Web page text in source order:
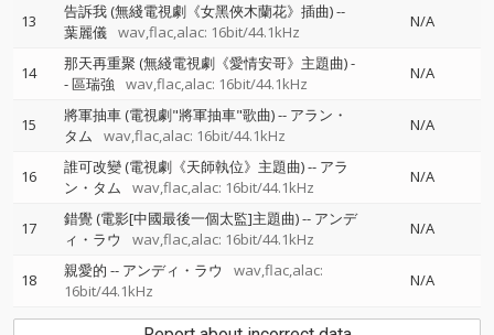
13 告訴我 (無綫電視劇《女黑俠木蘭花》插曲)--
葉麗儀 wav,flac,alac: 16bit/44.1kHz
N/A
14 那天再重聚 (無綫電視劇《愛情安哥》主題曲)-
-區瑞強 wav,flac,alac: 16bit/44.1kHz
N/A
15 將軍抽車 (電視劇"將軍抽車"歌曲)-- アラン・
タム
wav,flac,alac: 16bit/44.1kHz
N/A
16 誰可改變 (電視劇《天師執位》主題曲)-- アラ
ン・タム
wav,flac,alac: 16bit/44.1kHz
N/A
17 錯覺 (電影[中國最後一個太監]主題曲)-- アンデ
ィ・ラウ
wav,flac,alac: 16bit/44.1kHz
N/A
18 親愛的 -- アンディ・ラウ
wav,flac,alac:
16bit/44.1kHz
N/A